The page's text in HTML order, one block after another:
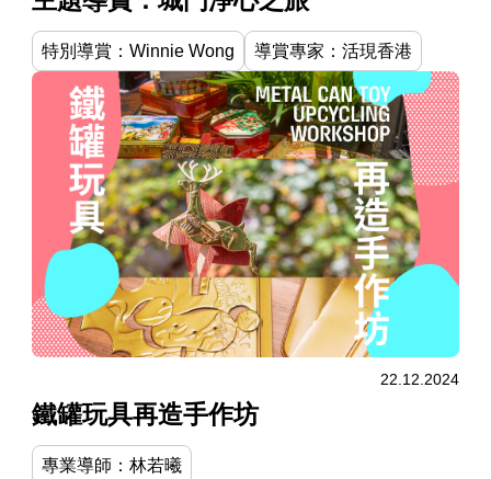
特別導賞：Winnie Wong 導賞專家：活現香港
22.12.2024
鐵罐玩具再造手作坊
專業導師：林若曦